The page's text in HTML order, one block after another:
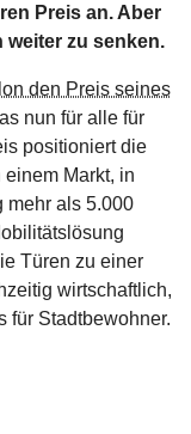
Preis an. Aber
zu senken.
den Preis seines
nun für alle für
positioniert die
Markt, in
mehr als 5.000
Türen zu einer
wirtschaftlich,
für Stadtbewohner.